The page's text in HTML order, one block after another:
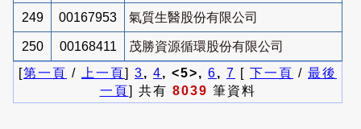
249 00167953 氣質生醫股份有限公司
250 00168411
茂勝資源循環股份有限公司
[第一頁 / 上一頁] 3, 4, <5>, 6, 7 [ 下一頁 / 最後
一頁] 共有 8039 筆資料